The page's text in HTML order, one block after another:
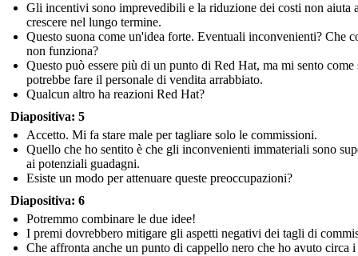
Gli incentivi sono imprevedibili e la riduzione dei costi non aiuta
crescere nel lungo termine.
Questo suona come un'idea forte. Eventuali inconvenienti? Che
non funziona?
Questo può essere più di un punto di Red Hat, ma mi sento come
potrebbe fare il personale di vendita arrabbiato.
Qualcun altro ha reazioni Red Hat?
Diapositiva: 5
Accetto. Mi fa stare male per tagliare solo le commissioni.
Quello che ho sentito è che gli inconvenienti immateriali sono
ai potenziali guadagni.
Esiste un modo per attenuare queste preoccupazioni?
Diapositiva: 6
Potremmo combinare le due idee!
I premi dovrebbero mitigare gli aspetti negativi dei tagli di
Che affronta anche un punto di cappello nero che ho avuto circa